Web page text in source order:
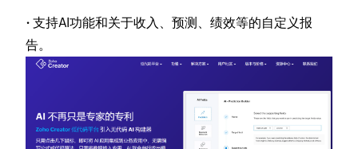
·支持AI功能和关于收入、预测、绩效等的自定义报
告。